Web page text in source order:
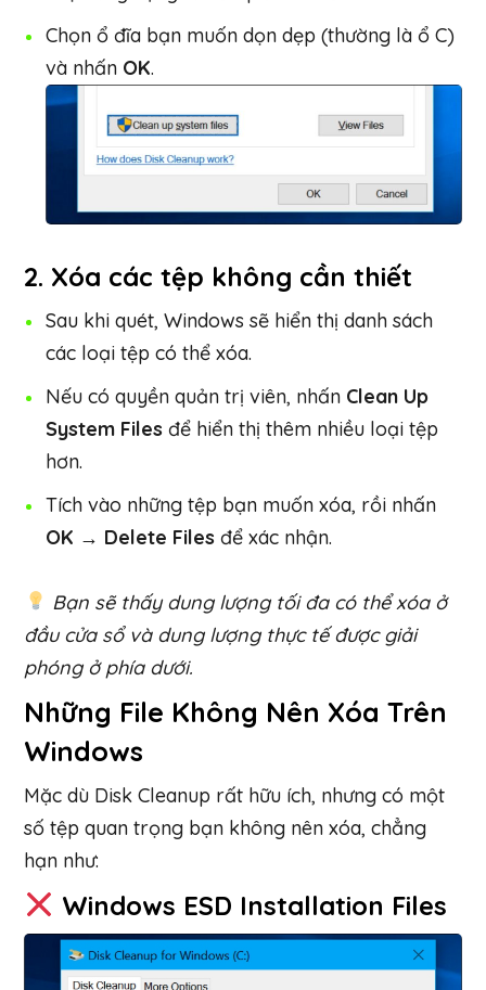
Chọn ổ đĩa bạn muốn dọn dẹp (thường là ổ C)
và nhấn OK.
2. Xóa các tệp không cần thiết
Sau khi quét, Windows sẽ hiển thị danh sách
các loại tệp có thể xóa.
Nếu có quyền quản trị viên, nhấn Clean Up
System Files để hiển thị thêm nhiều loại tệp
hơn.
Tích vào những tệp bạn muốn xóa, rồi nhấn
OK → Delete Files để xác nhận.
Bạn sẽ thấy dung lượng tối đa có thể xóa ở
đầu cửa sổ và dung lượng thực tế được giải
phóng ở phía dưới.
Những File Không Nên Xóa Trên
Windows
Mặc dù Disk Cleanup rất hữu ích, nhưng có một
số tệp quan trọng bạn không nên xóa, chẳng
hạn như:
Windows ESD Installation Files